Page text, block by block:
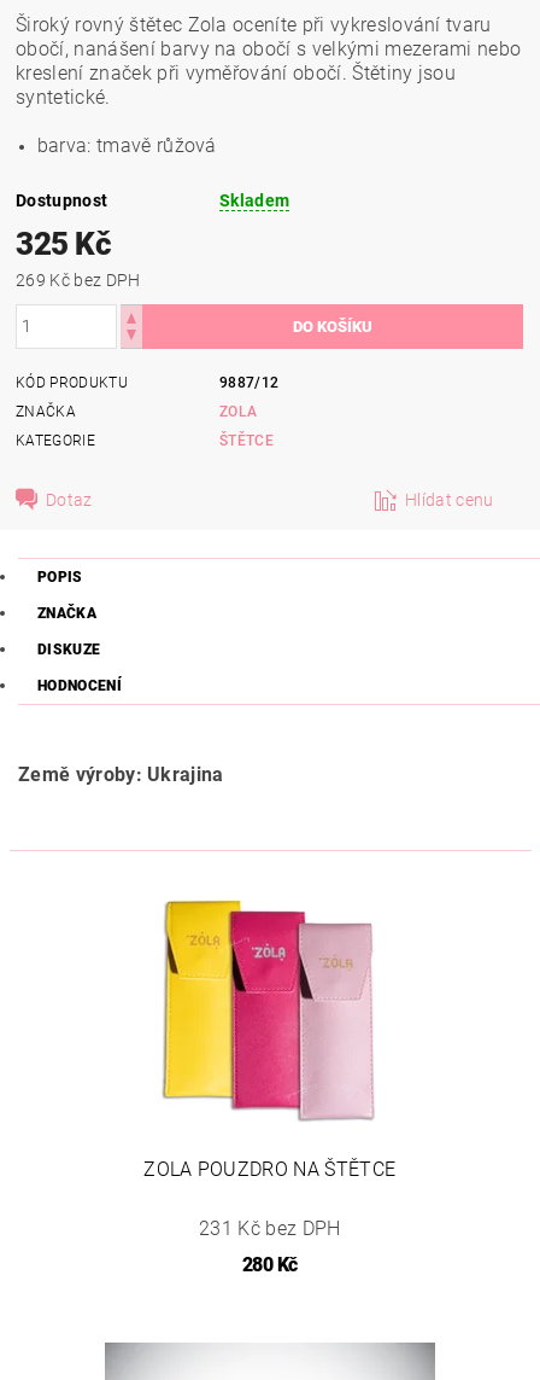
Široký rovný štětec Zola oceníte při vykreslování tvaru
obočí, nanášení barvy na obočí s velkými mezerami nebo
kreslení značek při vyměřování obočí. Štětiny jsou
syntetické.
barva: tmavě růžová
Dostupnost Skladem
325 Kč
269 Kč bez DPH
KÓD PRODUKTU
9887/12
ZNAČKA
ZOLA
KATEGORIE
ŠTĚTCE
Dotaz Hlídat cenu
POPIS
ZNAČKA
DISKUZE
HODNOCENÍ
Země výroby: Ukrajina
ZOLA POUZDRO NA ŠTĚTCE
231 Kč bez DPH
280 Kč